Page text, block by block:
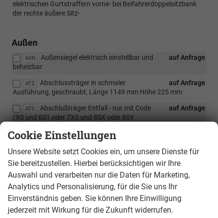
elektrischen Gurtstraffern vorne- bei Beifahrerdoppelsitzbank
der rechte äußere Sitz-
Außen
6XN auf Anfrage
Außensiegel elektrisch einstellbar und
beheizbar
AT2 auf Anfrage
Abschlussträger in schmaler
Ausführung, geschraubt, Länge 1149 mm Höhe 225 mm
AT0 auf Anfrage
Abschlußträger Entfall - nur mit Code
/X0 und 0S1 oder 7X0 und 8SX oder 8SY
1D1
Anhängerkupplung starr inklusive
auf Anfrage
Anhängerkupplung abnehmbar und
abschließbar inklusive Gespannstabilisierung
1D7 auf Anfrage
Anhängerkupplung Vorbereitung mit
Kabelsatz und Steuergerät ohne Steckdose inklusive
Gepsannstabilisierung
Cookie Einstellungen
Unsere Website setzt Cookies ein, um unsere Dienste für
Sie bereitzustellen. Hierbei berücksichtigen wir Ihre
Auswahl und verarbeiten nur die Daten für Marketing,
Analytics und Personalisierung, für die Sie uns Ihr
Einverständnis geben. Sie können Ihre Einwilligung
jederzeit mit Wirkung für die Zukunft widerrufen.